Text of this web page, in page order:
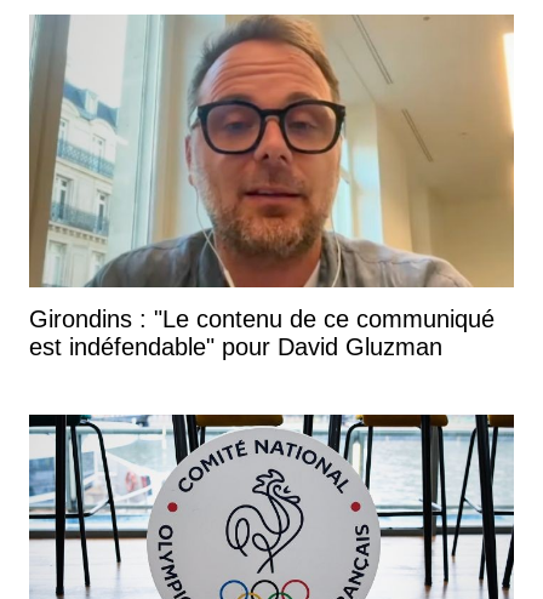
Girondins : "Le contenu de ce communiqué
est indéfendable" pour David Gluzman